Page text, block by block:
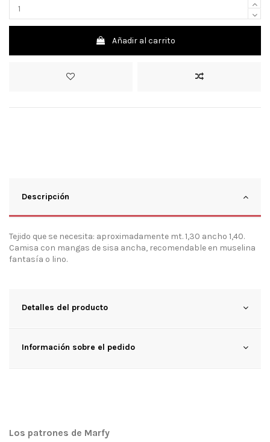
Añadir al carrito
Descripción
Tejido que se necesita: aproximadamente mt. 1,30 ancho 1,40.
Camisa con mangas de sisa ancha, recomendable en muselina
fantasía o lino.
Detalles del producto
Información sobre el pedido
Los patrones de Marfy